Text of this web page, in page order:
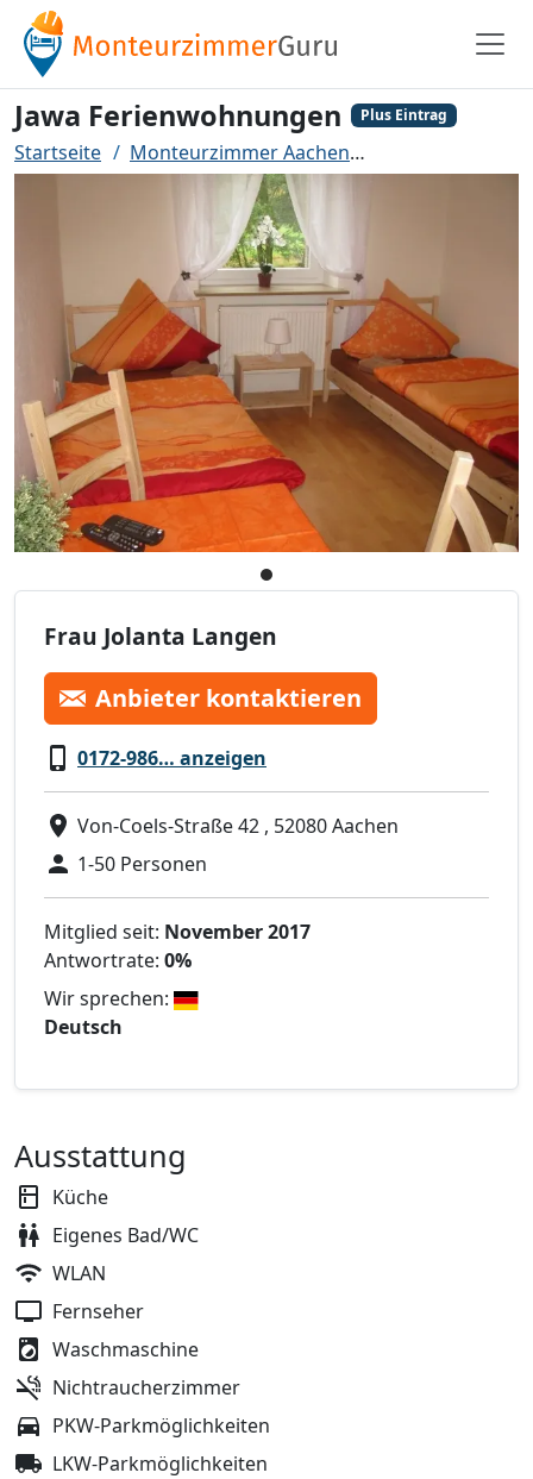
Jawa Ferienwohnungen Plus Eintrag
Startseite Monteurzimmer Aachen
Frau Jolanta Langen
Anbieter kontaktieren
0172-986… anzeigen
Von-Coels-Straße 42 , 52080 Aachen
1-50 Personen
Mitglied seit: November 2017
Antwortrate: 0%
Wir sprechen:
Deutsch
Ausstattung
Küche
Eigenes Bad/WC
WLAN
Fernseher
Waschmaschine
Nichtraucherzimmer
PKW-Parkmöglichkeiten
LKW-Parkmöglichkeiten